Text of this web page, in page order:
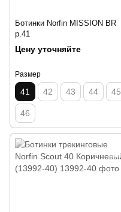
Ботинки Norfin MISSION BR
р.41
Цену уточняйте
Размер
41 42 43 44 45
46